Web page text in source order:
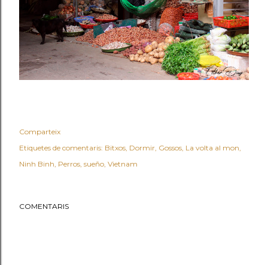
Comparteix
Etiquetes de comentaris: Bitxos Dormir Gossos La volta al mon
Ninh Binh Perros sueño Vietnam
COMENTARIS